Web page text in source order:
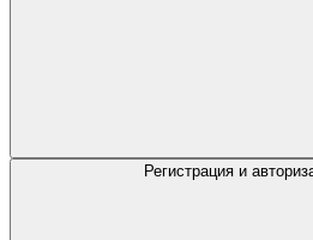
Регистрация и